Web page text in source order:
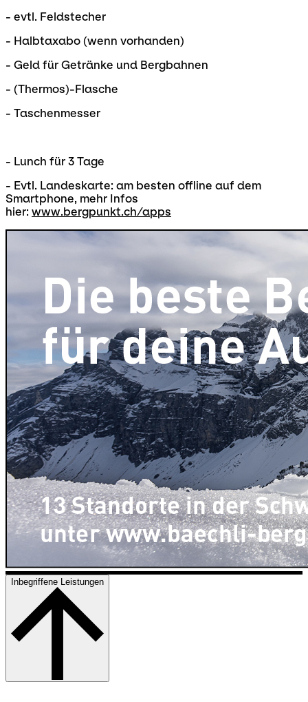
- evtl. Feldstecher
- Halbtaxabo (wenn vorhanden)
- Geld für Getränke und Bergbahnen
- (Thermos)-Flasche
- Taschenmesser
- Lunch für 3 Tage
- Evtl. Landeskarte: am besten offline auf dem
Smartphone, mehr Infos
hier: www.bergpunkt.ch/apps
Inbegriffene Leistungen